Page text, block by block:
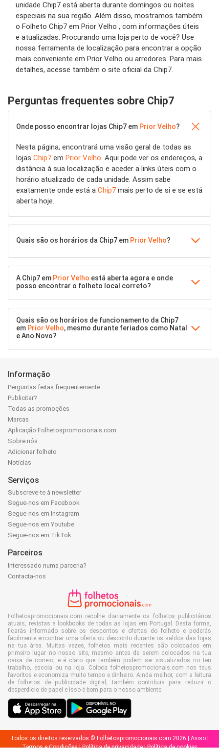
unidade Chip7 está aberta durante domingos ou noites
especiais na sua região. Além disso, mostramos também
o Folheto Chip7 em Prior Velho , com informações úteis
e atualizadas. Procurando uma loja perto de você? Use
nossa ferramenta de localização para encontrar a opção
mais conveniente em Prior Velho ou arredores. Para mais
detalhes, acesse também o site oficial da Chip7.
Perguntas frequentes sobre Chip7
Onde posso encontrar lojas Chip7 em Prior Velho?
Nesta página, encontrará uma visão geral de todas as
lojas Chip7 em Prior Velho. Aqui pode ver os endereços, a
distância à sua localização e aceder a links úteis com o
horário atualizado de cada unidade. Assim sabe
exatamente onde está a Chip7 mais perto de si e se está
aberta hoje.
Quais são os horários da Chip7 em Prior Velho?
A Chip7 em Prior Velho está aberta agora e onde
posso encontrar o folheto local correto?
Quais são os horários de funcionamento da Chip7
em Prior Velho, mesmo durante feriados como Natal
e Ano Novo?
Informação
Perguntas feitas frequentemente
Publicitar?
Todas as promoções
Marcas
Aplicação Folhetospromocionais.com
Sobre nós
Adicionar folheto
Notícias
Serviços
Subscreve-te à newsletter
Segue-nos em Facebook
Segue-nos em Instagram
Segue-nos em Youtube
Segue-nos em TikTok
Parceiros
Interessado numa parceria?
Contacta-nos
Folhetospromocionais.com recolhe diariamente os folhetos publicitários
atuais, revistas e lookbooks de todas as lojas em Portugal. Desta forma,
ficarás informado sobre os descontos e ofertas do folheto e poderás
facilmente encontrar uma oferta ou desconto durante os saldos das lojas
na tua área. Muitas vezes, folhetos mais recentes são colocados em
primeiro lugar no nosso site, mesmo antes de serem colocados na tua
caixa de correio, e é claro que também podem ser visualizados no teu
trabalho, escola ou na loja. Coloca folhetospromocionais.com nos teus
favoritos e economiza muito tempo e dinheiro. Ainda melhor, com a leitura
de folhetos de publicidade digital, também contribuis para reduzir o
desperdício de papel e isso é bom para o nosso ambiente.
Todos os direitos reservados © Folhetospromocionais.com 2026 | Aviso
Termos e Condições|Política de privacidade|Política de cookies